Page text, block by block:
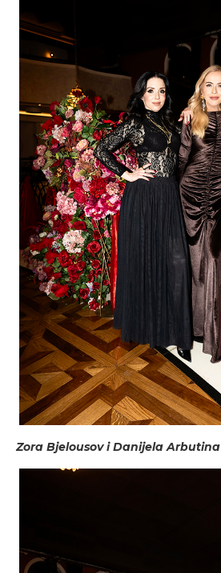
Zora Bjelousov i Danijela Arbutina